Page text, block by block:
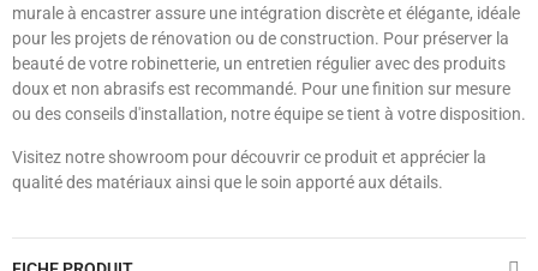
murale à encastrer assure une intégration discrète et élégante, idéale
pour les projets de rénovation ou de construction. Pour préserver la
beauté de votre robinetterie, un entretien régulier avec des produits
doux et non abrasifs est recommandé. Pour une finition sur mesure
ou des conseils d'installation, notre équipe se tient à votre disposition.
Visitez notre showroom pour découvrir ce produit et apprécier la
qualité des matériaux ainsi que le soin apporté aux détails.